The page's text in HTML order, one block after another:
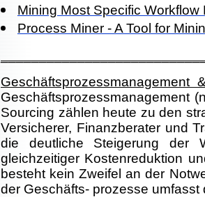
Mining Most Specific
Process Miner - A Tool for
Geschäftsprozessmanagement
Geschäftsprozessmanagement
Sourcing zählen heute zu den
Versicherer, Finanzberater und
die deutliche Steigerung der
gleichzeitiger Kostenreduktion
besteht kein Zweifel an der
der Geschäfts- prozesse